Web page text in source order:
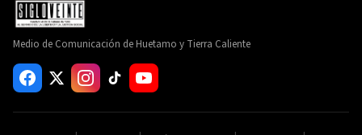
Medio de Comunicación de Huetamo y Tierra Caliente